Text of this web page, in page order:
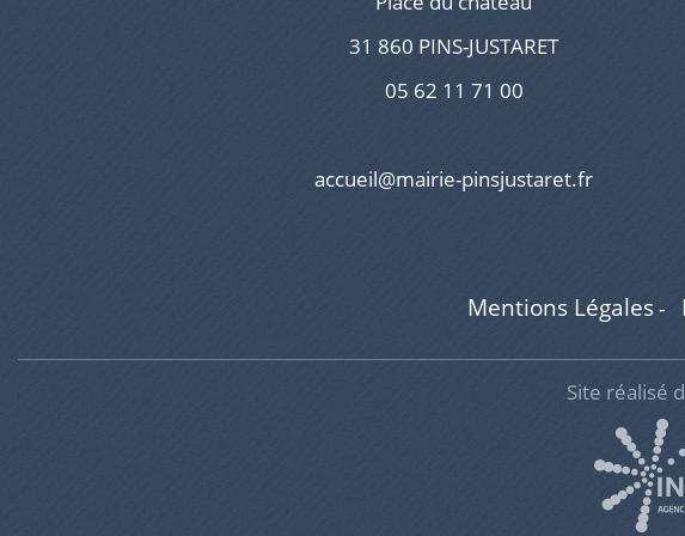
31 860 PINS-JUSTARET
05 62 11 71 00
accueil@mairie-pinsjustaret.fr
Mentions Légales-
Site réalisé